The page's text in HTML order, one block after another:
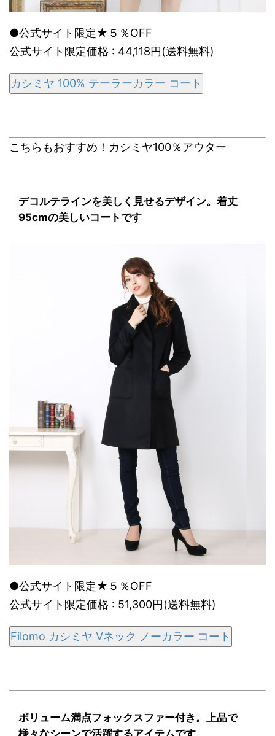
●公式サイト限定★５％OFF
公式サイト限定価格 : 44,118円(送料無料)
カシミヤ 100% テーラーカラー コート
こちらもおすすめ！カシミヤ100％アウター
デコルテラインを美しく見せるデザイン。着丈
95cmの美しいコートです
●公式サイト限定★５％OFF
公式サイト限定価格 : 51,300円(送料無料)
Filomo カシミヤ Vネック ノーカラー コート
ボリューム満点フォックスファー付き。上品で
様々なシーンで活躍するアイテムです